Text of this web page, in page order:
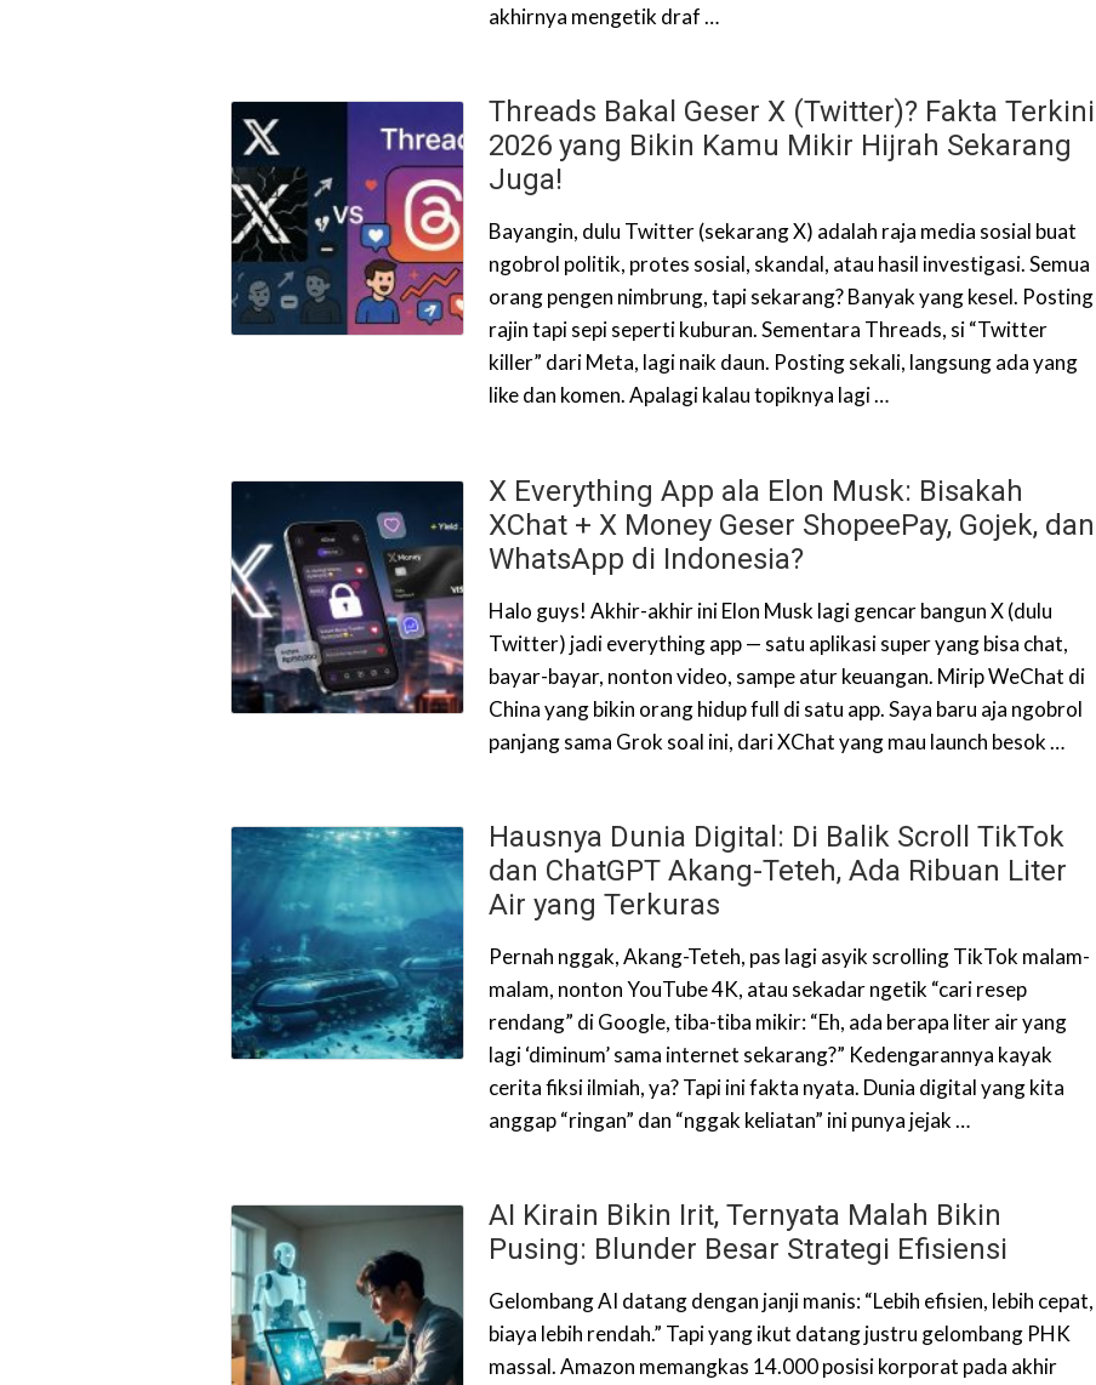
akhirnya mengetik draf …
Threads Bakal Geser X (Twitter)? Fakta Terkini
2026 yang Bikin Kamu Mikir Hijrah Sekarang
Juga!
Bayangin, dulu Twitter (sekarang X) adalah raja media sosial buat
ngobrol politik, protes sosial, skandal, atau hasil investigasi. Semua
orang pengen nimbrung, tapi sekarang? Banyak yang kesel. Posting
rajin tapi sepi seperti kuburan. Sementara Threads, si “Twitter
killer” dari Meta, lagi naik daun. Posting sekali, langsung ada yang
like dan komen. Apalagi kalau topiknya lagi …
X Everything App ala Elon Musk: Bisakah
XChat + X Money Geser ShopeePay, Gojek, dan
WhatsApp di Indonesia?
Halo guys! Akhir-akhir ini Elon Musk lagi gencar bangun X (dulu
Twitter) jadi everything app — satu aplikasi super yang bisa chat,
bayar-bayar, nonton video, sampe atur keuangan. Mirip WeChat di
China yang bikin orang hidup full di satu app. Saya baru aja ngobrol
panjang sama Grok soal ini, dari XChat yang mau launch besok …
Hausnya Dunia Digital: Di Balik Scroll TikTok
dan ChatGPT Akang-Teteh, Ada Ribuan Liter
Air yang Terkuras
Pernah nggak, Akang-Teteh, pas lagi asyik scrolling TikTok malam-
malam, nonton YouTube 4K, atau sekadar ngetik “cari resep
rendang” di Google, tiba-tiba mikir: “Eh, ada berapa liter air yang
lagi ‘diminum’ sama internet sekarang?” Kedengarannya kayak
cerita fiksi ilmiah, ya? Tapi ini fakta nyata. Dunia digital yang kita
anggap “ringan” dan “nggak keliatan” ini punya jejak …
AI Kirain Bikin Irit, Ternyata Malah Bikin
Pusing: Blunder Besar Strategi Efisiensi
Gelombang AI datang dengan janji manis: “Lebih efisien, lebih cepat,
biaya lebih rendah.” Tapi yang ikut datang justru gelombang PHK
massal. Amazon memangkas 14.000 posisi korporat pada akhir